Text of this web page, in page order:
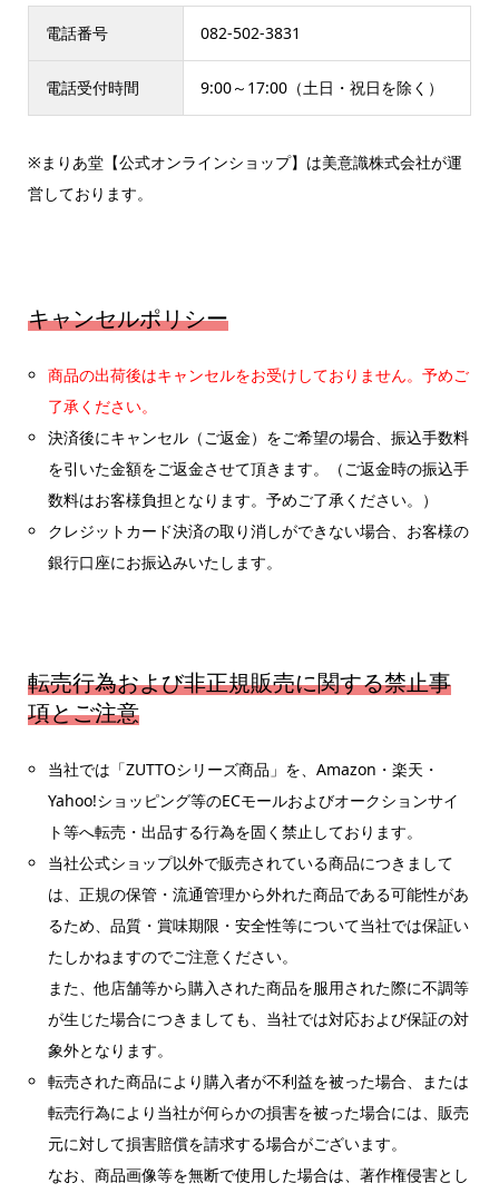
電話番号 082-502-3831
電話受付時間 9:00～17:00（土日・祝日を除く）
※まりあ堂【公式オンラインショップ】は美意識株式会社が運
営しております。
キャンセルポリシー
商品の出荷後はキャンセルをお受けしておりません。予めご
了承ください。
決済後にキャンセル（ご返金）をご希望の場合、振込手数料
を引いた金額をご返金させて頂きます。（ご返金時の振込手
数料はお客様負担となります。予めご了承ください。）
クレジットカード決済の取り消しができない場合、お客様の
銀行口座にお振込みいたします。
転売行為および非正規販売に関する禁止事
項とご注意
当社では「ZUTTOシリーズ商品」を、Amazon・楽天・
Yahoo!ショッピング等のECモールおよびオークションサイ
ト等へ転売・出品する行為を固く禁止しております。
当社公式ショップ以外で販売されている商品につきまして
は、正規の保管・流通管理から外れた商品である可能性があ
るため、品質・賞味期限・安全性等について当社では保証い
たしかねますのでご注意ください。
また、他店舗等から購入された商品を服用された際に不調等
が生じた場合につきましても、当社では対応および保証の対
象外となります。
転売された商品により購入者が不利益を被った場合、または
転売行為により当社が何らかの損害を被った場合には、販売
元に対して損害賠償を請求する場合がございます。
なお、商品画像等を無断で使用した場合は、著作権侵害とし